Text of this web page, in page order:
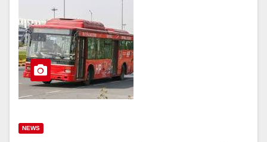
NEWS